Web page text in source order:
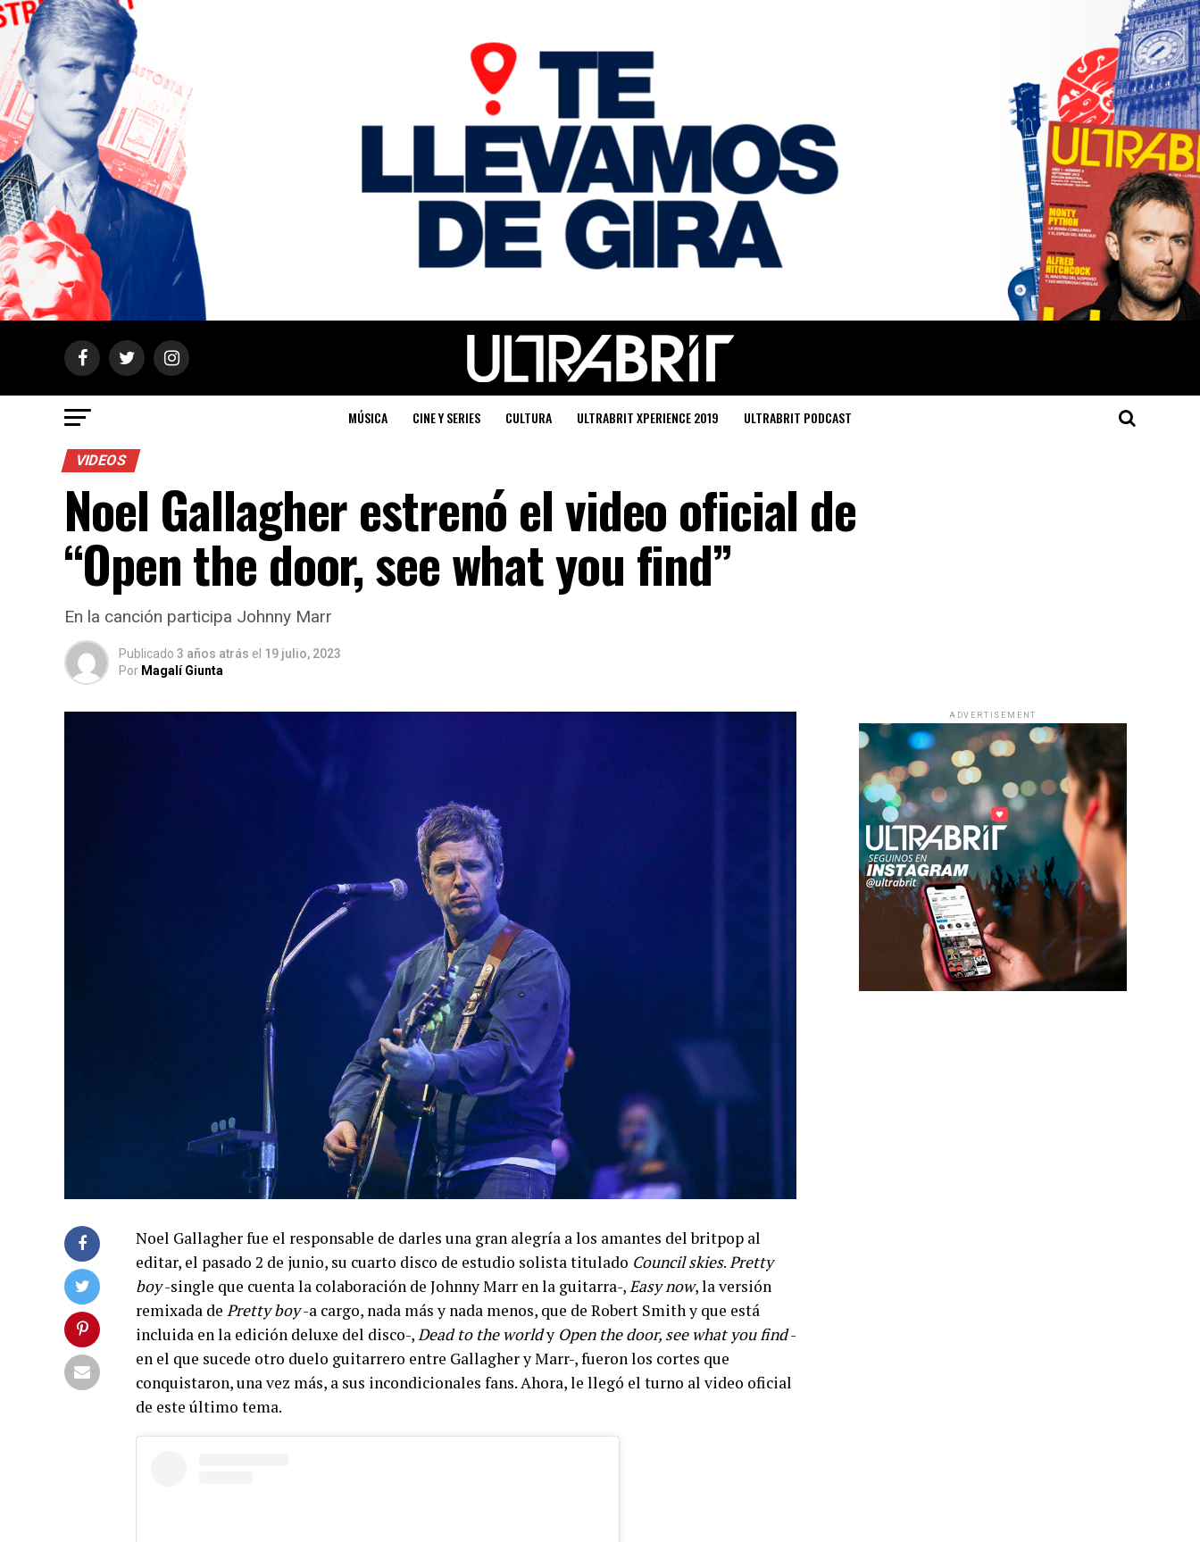
MÚSICA CINE Y SERIES CULTURA ULTRABRIT XPERIENCE 2019 ULTRABRIT PODCAST
VIDEOS
Noel Gallagher estrenó el video oficial de
“Open the door, see what you find”
En la canción participa Johnny Marr
Publicado 3 años atrás el 19 julio, 2023
Por Magalí Giunta
Noel Gallagher fue el responsable de darles una gran alegría a los amantes del britpop al
editar, el pasado 2 de junio, su cuarto disco de estudio solistatitulado Council skies.Pretty
boy-single que cuenta la colaboración de Johnny Marr en la guitarra-,Easy now, la versión
remixada de Pretty boy-a cargo, nada más y nada menos, que de Robert Smith y que está
incluida en la edición deluxe del disco-,Dead to the worldy Open the door, see what you find-
en el que sucede otro duelo guitarrero entre Gallagher y Marr-, fueron los cortes que
conquistaron, una vez más, a sus incondicionales fans. Ahora, le llegó el turno al video oficial
de este último tema.
ADVERTISEMENT